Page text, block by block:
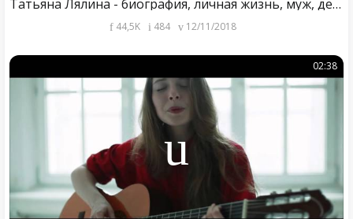
Татьяна Лялина - биография, личная жизнь, муж, дети. Актриса сериала Грозный (2020)
44,5K 484 12/11/2018
02:38